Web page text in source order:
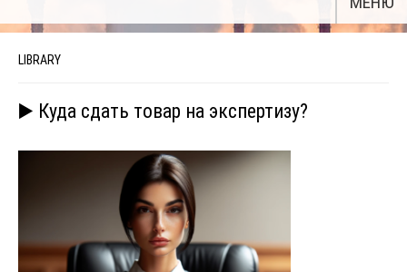
LIBRARY
▶️ Куда сдать товар на экспертизу?